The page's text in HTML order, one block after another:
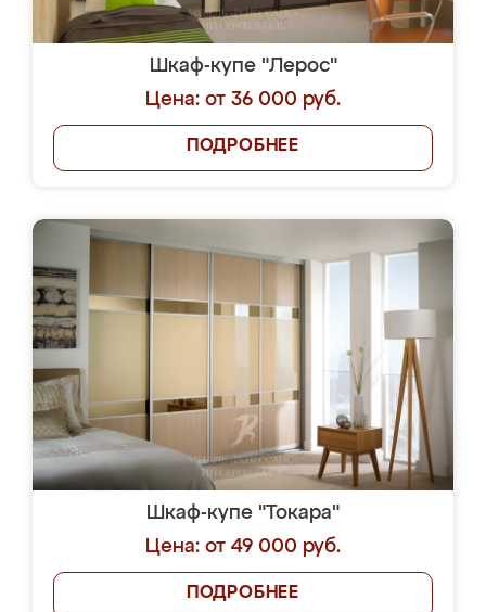
Шкаф-купе "Лерос"
Цена: от 36 000 руб.
ПОДРОБНЕЕ
Шкаф-купе "Токара"
Цена: от 49 000 руб.
ПОДРОБНЕЕ